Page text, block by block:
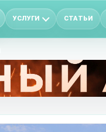
УСЛУГИ СТАТЬИ